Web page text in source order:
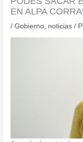
EN ALPA
/Gobierno noticias /